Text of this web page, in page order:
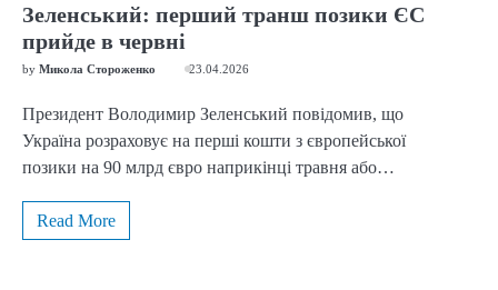
Зеленський: перший транш позики ЄС
прийде в червні
by Микола Стороженко 23.04.2026
Президент Володимир Зеленський повідомив, що
Україна розраховує на перші кошти з європейської
позики на 90 млрд євро наприкінці травня або…
Read More